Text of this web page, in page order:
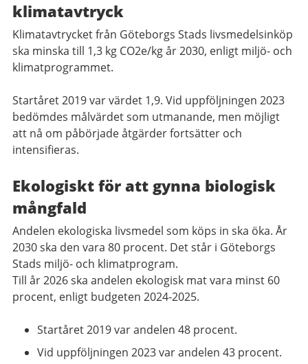
klimatavtryck
Klimatavtrycket från Göteborgs Stads livsmedelsinköp
ska minska till 1,3 kg CO2e/kg år 2030, enligt miljö- och
klimatprogrammet.
Startåret 2019 var värdet 1,9. Vid uppföljningen 2023
bedömdes målvärdet som utmanande, men möjligt
att nå om påbörjade åtgärder fortsätter och
intensifieras.
Ekologiskt för att gynna biologisk
mångfald
Andelen ekologiska livsmedel som köps in ska öka. År
2030 ska den vara 80 procent. Det står i Göteborgs
Stads miljö- och klimatprogram.
Till år 2026 ska andelen ekologisk mat vara minst 60
procent, enligt budgeten 2024-2025.
Startåret 2019 var andelen 48 procent.
Vid uppföljningen 2023 var andelen 43 procent.